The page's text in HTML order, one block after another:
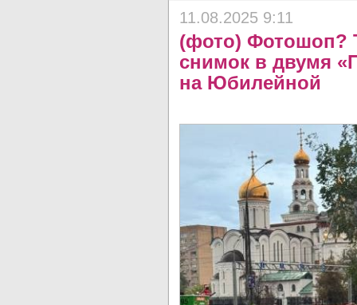
11.08.2025 9:11
(фото) Фотошоп?
снимок в двумя
на Юбилейной